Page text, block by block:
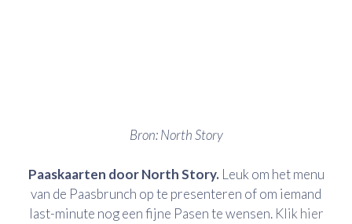
Bron: North Story
Paaskaarten door North Story.Leuk om het menu
van de Paasbrunch op te presenteren of om iemand
last-minute nog een fijne Pasen te wensen. Klik hier